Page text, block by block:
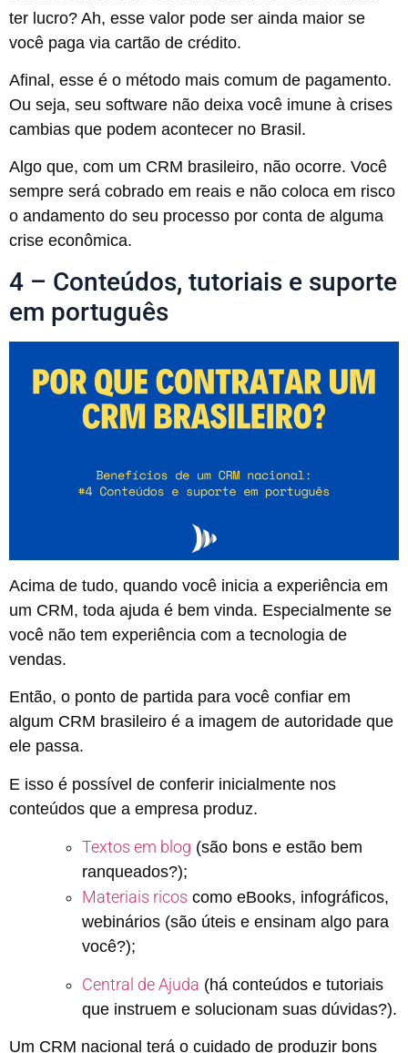
ter lucro? Ah, esse valor pode ser ainda maior se
você paga via cartão de crédito.
Afinal, esse é o método mais comum de pagamento.
Ou seja, seu software não deixa você imune à crises
cambias que podem acontecer no Brasil.
Algo que, com um CRM brasileiro, não ocorre. Você
sempre será cobrado em reais e não coloca em risco
o andamento do seu processo por conta de alguma
crise econômica.
4 – Conteúdos, tutoriais e suporte
em português
Acima de tudo, quando você inicia a experiência em
um CRM, toda ajuda é bem vinda. Especialmente se
você não tem experiência com a tecnologia de
vendas.
Então, o ponto de partida para você confiar em
algum CRM brasileiro é a imagem de autoridade que
ele passa.
E isso é possível de conferir inicialmente nos
conteúdos que a empresa produz.
Textos em blog (são bons e estão bem
ranqueados?);
Materiais ricos como eBooks, infográficos,
webinários (são úteis e ensinam algo para
você?);
Central de Ajuda (há conteúdos e tutoriais
que instruem e solucionam suas dúvidas?).
Um CRM nacional terá o cuidado de produzir bons